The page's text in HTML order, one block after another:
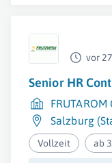
vor
Senior HR
FRUTAROM
Salzburg
Vollzeit ab